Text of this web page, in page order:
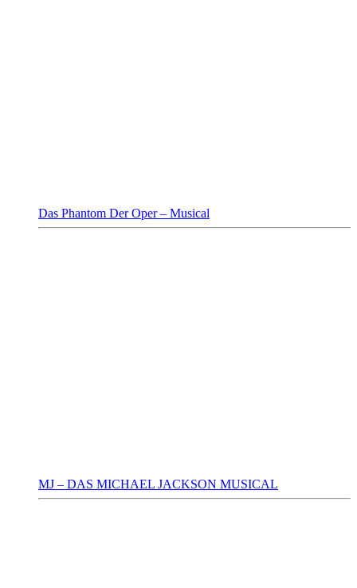
Das Phantom Der Oper – Musical
MJ – DAS MICHAEL JACKSON MUSICAL